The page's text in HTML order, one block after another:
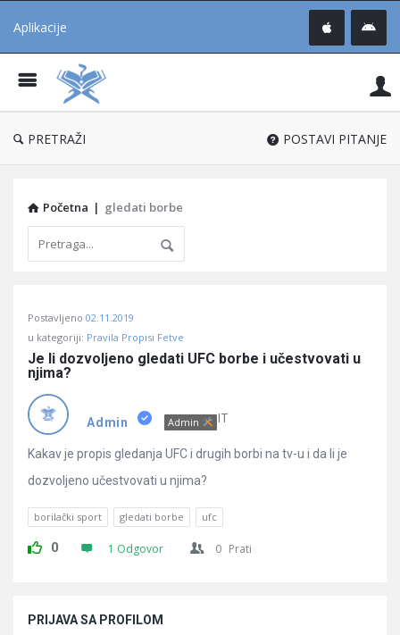
Aplikacije
®
PRETRAŽI POSTAVI PITANJE
Početna | gledati borbe
Učene
Latest
Pitanja
Postavljeno 02.11.2019
u kategoriji: Pravila Propisi Fetve
Je li dozvoljeno gledati UFC borbe i učestvovati u
njima?
Admin Admin IT
Kakav je propis gledanja UFC i drugih borbi na tv-u i da li je
dozvoljeno učestvovati u njima?
borilački sport gledati borbe ufc
0 1 Odgovor 0 Prati
PRIJAVA SA PROFILOM